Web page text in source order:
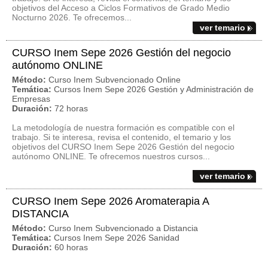
objetivos del Acceso a Ciclos Formativos de Grado Medio
Nocturno 2026. Te ofrecemos...
ver temario
CURSO Inem Sepe 2026 Gestión del negocio
autónomo ONLINE
Método: Curso Inem Subvencionado Online
Temática: Cursos Inem Sepe 2026 Gestión y Administración de
Empresas
Duración: 72 horas
La metodología de nuestra formación es compatible con el
trabajo. Si te interesa, revisa el contenido, el temario y los
objetivos del CURSO Inem Sepe 2026 Gestión del negocio
autónomo ONLINE. Te ofrecemos nuestros cursos...
ver temario
CURSO Inem Sepe 2026 Aromaterapia A
DISTANCIA
Método: Curso Inem Subvencionado a Distancia
Temática: Cursos Inem Sepe 2026 Sanidad
Duración: 60 horas